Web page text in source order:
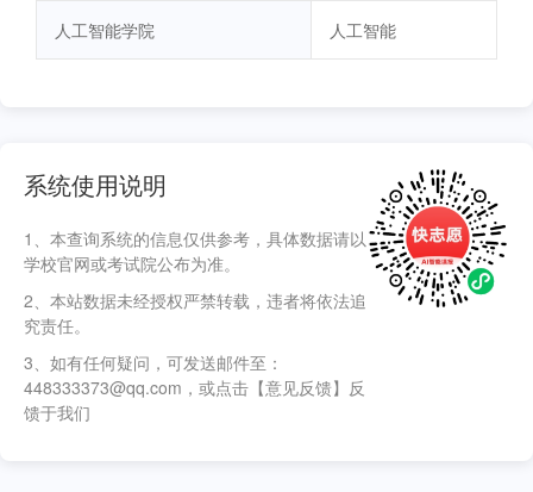
人工智能学院 人工智能
系统使用说明
1、本查询系统的信息仅供参考，具体数据请以
学校官网或考试院公布为准。
2、本站数据未经授权严禁转载，违者将依法追
究责任。
3、如有任何疑问，可发送邮件至：
448333373@qq.com，或点击【意见反馈】反
馈于我们